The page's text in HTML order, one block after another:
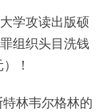
学攻读出版硕
组织头目洗钱
！
林韦尔格林的